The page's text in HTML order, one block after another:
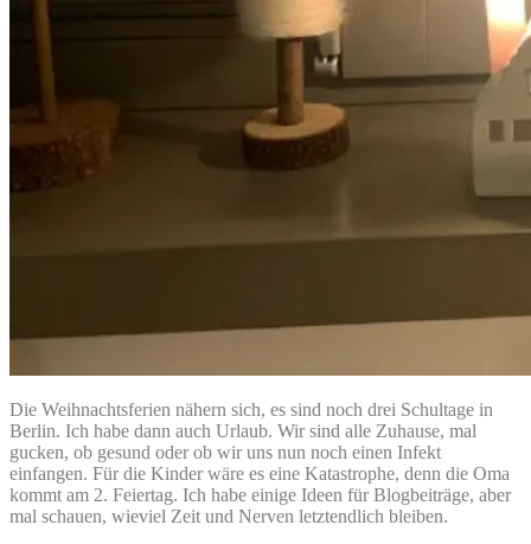
Die Weihnachtsferien nähern sich, es sind noch drei Schultage in
Berlin. Ich habe dann auch Urlaub. Wir sind alle Zuhause, mal
gucken, ob gesund oder ob wir uns nun noch einen Infekt
einfangen. Für die Kinder wäre es eine Katastrophe, denn die Oma
kommt am 2. Feiertag. Ich habe einige Ideen für Blogbeiträge, aber
mal schauen, wieviel Zeit und Nerven letztendlich bleiben.